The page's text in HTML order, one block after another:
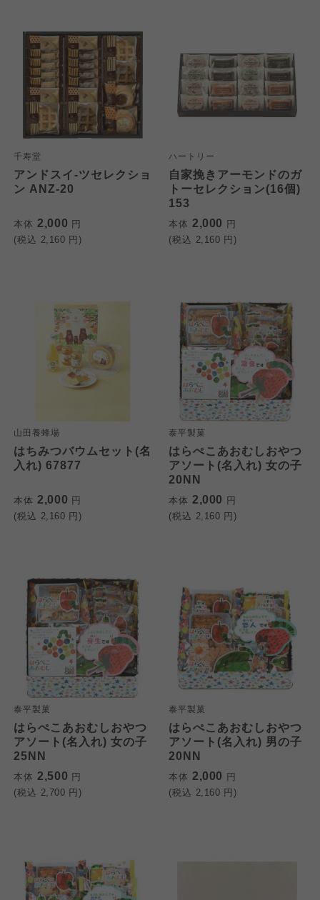
千寿堂
アンドスイ-ツセレクショ
ン ANZ-20
本体 2,000 円
(税込 2,160 円)
ハートリー
自家挽きアーモンドのガ
トーセレクション(16個)
153
本体 2,000 円
(税込 2,160 円)
山田養蜂場
はちみつバウムセット(名
入れ) 67877
本体 2,000 円
(税込 2,160 円)
泰平製菓
はらぺこあおむしおやつ
アソート(名入れ) 女の子
20NN
本体 2,000 円
(税込 2,160 円)
泰平製菓
はらぺこあおむしおやつ
アソート(名入れ) 女の子
25NN
本体 2,500 円
(税込 2,700 円)
泰平製菓
はらぺこあおむしおやつ
アソート(名入れ) 男の子
20NN
本体 2,000 円
(税込 2,160 円)